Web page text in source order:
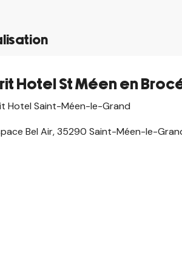
Hotel St Méen en
Hotel Saint-Méen-le-Grand
Bel Air, 35290 Saint-Méen-le-